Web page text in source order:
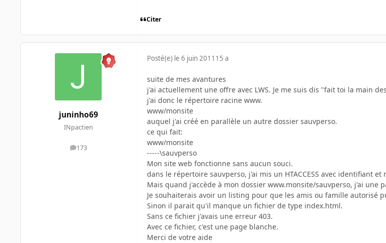
Citer
juninho69
INpactien
173
messages
Posté(e) le 6 juin 2011 15 a
suite de mes avantures
j'ai actuellement une offre avec LWS. Je me suis dis "fait toi la main
j'ai donc le répertoire racine www.
www/monsite
auquel j'ai créé en parallèle un autre dossier sauvperso.
ce qui fait:
www/monsite
-----\sauvperso
Mon site web fonctionne sans aucun souci.
dans le répertoire sauvperso, j'ai mis un HTACCESS avec identifiant et
Mais quand j'accède à mon dossier www.monsite/sauvperso, j'ai une
Je souhaiterais avoir un listing pour que les amis ou famille autorisé
Sinon il parait qu'il manque un fichier de type index.html.
Sans ce fichier j'avais une erreur 403.
Avec ce fichier, c'est une page blanche.
Merci de votre aide